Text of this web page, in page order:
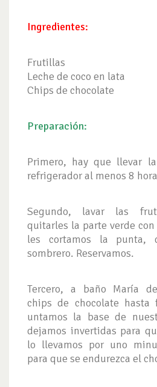
Ingredientes:
Frutillas
Leche de coco en lata
Chips de chocolate
Preparación:
Primero, hay que llevar
refrigerador al menos 8
Segundo, lavar las
quitarles la parte verde
les cortamos la punta,
sombrero. Reservamos.
Tercero, a baño María
chips de chocolate hasta
untamos la base de
dejamos invertidas para
lo llevamos por uno
para que se endurezca el